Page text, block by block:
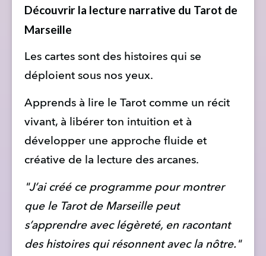
Découvrir la lecture narrative du Tarot de
Marseille
Les cartes sont des histoires qui se
déploient sous nos yeux.
Apprends à lire le Tarot comme un récit
vivant, à libérer ton intuition et à
développer une approche fluide et
créative de la lecture des arcanes.
"J’ai créé ce programme pour montrer
que le Tarot de Marseille peut
s’apprendre avec légèreté, en racontant
des histoires qui résonnent avec la nôtre."